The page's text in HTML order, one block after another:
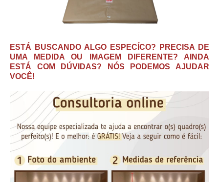
ESTÁ BUSCANDO ALGO ESPECÍCO? PRECISA DE
UMA MEDIDA OU IMAGEM DIFERENTE? AINDA
ESTÁ COM DÚVIDAS? NÓS PODEMOS AJUDAR
VOCÊ!